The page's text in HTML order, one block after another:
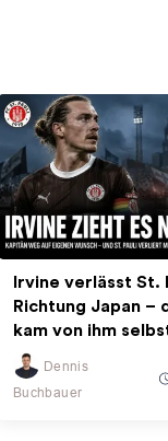
Irvine verlässt St.
Richtung Japan –
kam von ihm
Dennis
Buchbauer